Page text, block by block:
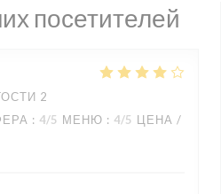
посетителей
2
: 4/5 МЕНЮ : 4/5 ЦЕНА /